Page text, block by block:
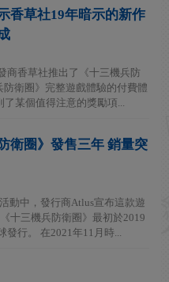
香草社19年暗示的新作
商香草社推出了《十三機兵防
防衛圈》完整遊戲體驗的付費體
了某個值得注意的獎勵項...
衛圈》發售三年 銷量突
動中，發行商Atlus宣布這款遊
十三機兵防衛圈》最初於2019
發行。 在2021年11月時...